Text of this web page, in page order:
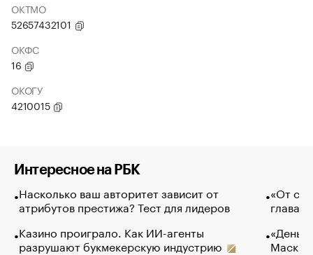
ОКТМО
52657432101
ОКФС
16
ОКОГУ
4210015
Интересное на РБК
Насколько ваш авторитет зависит от
атрибутов престижа? Тест для лидеров
Казино проиграло. Как ИИ-агенты
разрушают букмекерскую индустрию
«От
глава
Маск в